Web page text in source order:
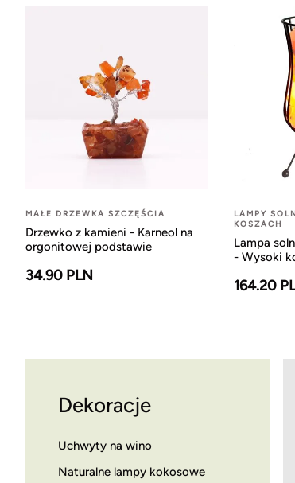
MAŁE DRZEWKA SZCZĘŚCIA
Drzewko z kamieni - Karneol na
orgonitowej podstawie
34.90 PLN
LAMPY
KOSZACH
Lampa
- Wysoki
164.20
Dekoracje
Uchwyty na wino
Naturalne lampy kokosowe